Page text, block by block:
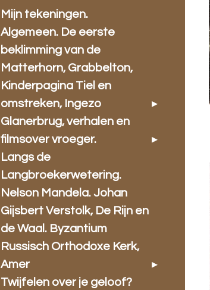
Mijn tekeningen.
Algemeen. De eerste
beklimming van de
Matterhorn, Grabbelton,
Kinderpagina Tiel en
omstreken, Ingezo
Glanerbrug, verhalen en
filmsover vroeger.
Langs de
Langbroekerwetering.
Nelson Mandela. Johan
Gijsbert Verstolk, De Rijn en
de Waal. Byzantium
Russisch Orthodoxe Kerk,
Amer
Twijfelen over je geloof?